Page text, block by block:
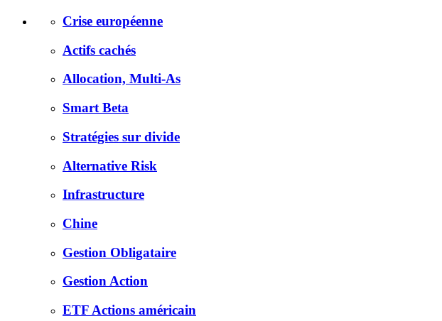
Crise européenne
Actifs cachés
Allocation, Multi-As
Smart Beta
Stratégies sur divide
Alternative Risk
Infrastructure
Chine
Gestion Obligataire
Gestion Action
ETF Actions américain